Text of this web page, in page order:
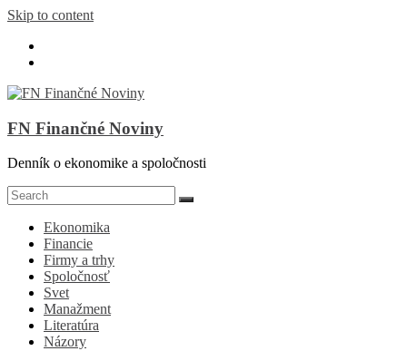
Skip to content
FN Finančné Noviny
Denník o ekonomike a spoločnosti
Ekonomika
Financie
Firmy a trhy
Spoločnosť
Svet
Manažment
Literatúra
Názory